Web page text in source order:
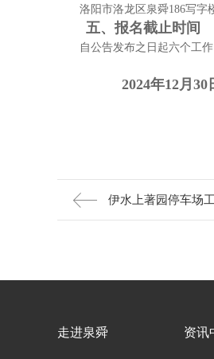
洛阳市洛龙区泉舜186写字
五、报名截止时间
自公告发布之日起六个工作
2024年12月 30
伊水上著园停车场
走进泉舜 资讯